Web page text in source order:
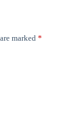
marked *